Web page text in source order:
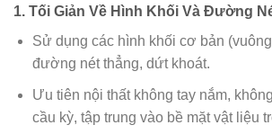
1. Tối Giản Về Hình Khối Và Đường
Sử dụng các hình khối cơ bản
đường nét thẳng, dứt khoát.
Ưu tiên nội thất không tay nắm,
cầu kỳ, tập trung vào bề mặt vật liệu